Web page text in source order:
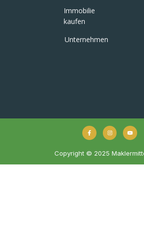
Immobilie
kaufen
Unternehmen
Copyright © 2025